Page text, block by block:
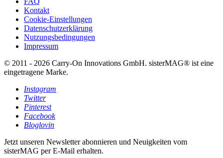
Kontakt
Cookie-Einstellungen
Datenschutzerklärung
Nutzungsbedingungen
Impressum
© 2011 - 2026 Carry-On Innovations GmbH. sisterMAG® ist eine
eingetragene Marke.
Instagram
Twitter
Pinterest
Facebook
Bloglovin
Jetzt unseren Newsletter abonnieren und Neuigkeiten vom
sisterMAG per E-Mail erhalten.